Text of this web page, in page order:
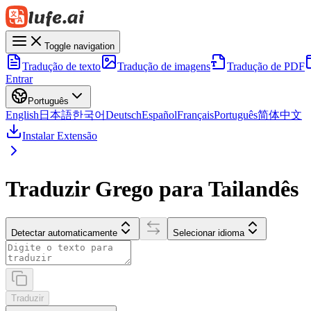
Toggle navigation
Tradução de texto Tradução de imagens Tradução de PDF
Entrar
Português
English 日本語한국어DeutschEspañolFrançaisPortuguês简体中文
Instalar Extensão
Traduzir Grego para Tailandês
Detectar automaticamente Selecionar idioma
Traduzir